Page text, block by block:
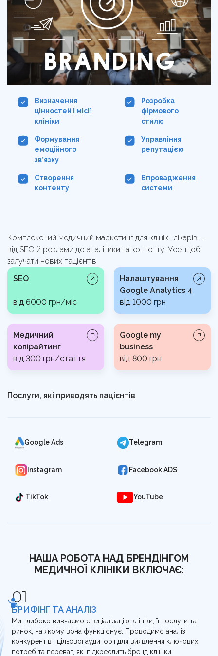
Визначення
цінностей і місії
клініки
Розробка
фірмового
стилю
Формування
емоційного
зв’язку
Управління
репутацією
Створення
контенту
Впровадження
системи
Комплексний медичний маркетинг для клінік і лікарів —
від SEO й реклами до аналітики та контенту. Усе, щоб
залучати нових пацієнтів.
SEO
від 6000 грн/міс
Налаштування
Google Analytics 4
від 1000 грн
Медичний
копірайтинг
від 300 грн/стаття
Google my
business
від 800 грн
Послуги, які приводять пацієнтів
Google Ads Telegram
Instagram Facebook ADS
TikTok YouTube
НАША РОБОТА НАД БРЕНДІНГОМ
МЕДИЧНОЇ КЛІНІКИ ВКЛЮЧАЄ:
БРИФІНГ ТА АНАЛІЗ
Ми глибоко вивчаємо спеціалізацію клініки, її послуги та
ринок, на якому вона функціонує. Проводимо аналіз
конкурентів і цільової аудиторії для виявлення ключових
потреб та переваг, які підкреслить бренд клініки.